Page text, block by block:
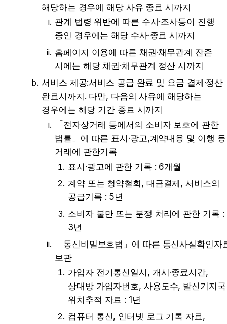
해당하는 경우에 해당 사유 종료 시까지
관계 법령 위반에 따른 수사·조사등이 진행
중인 경우에는 해당 수사·종료 시까지
홈페이지 이용에 따른 채권·채무관계 잔존
시에는 해당 채권·채무관계 정산 시까지
서비스 제공:서비스 공급 완료 및 요금 결제·정산
완료시까지. 다만, 다음의 사유에 해당하는
경우에는 해당 기간 종료 시까지
「전자상거래 등에서의 소비자 보호에 관한
법률」에 따른 표시·광고,계약내용 및 이행 등
거래에 관한기록
표시·광고에 관한 기록 : 6개월
계약 또는 청약철회, 대금결제, 서비스의
공급기록 : 5년
소비자 불만 또는 분쟁 처리에 관한 기록 :
3년
「통신비밀보호법」에 따른 통신사실확인자
보관
가입자 전기통신일시, 개시·종료시간,
상대방 가입자번호, 사용도수, 발신기지국
위치추적 자료 : 1년
컴퓨터 통신, 인터넷 로그 기록 자료,